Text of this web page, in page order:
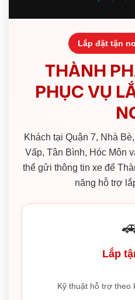
Lắp đặt tận
THÀNH
PHỤC VỤ
Khách tại Quận 7, Nhà
Vấp, Tân Bình, Hóc Môn
thể gửi thông tin xe để
năng hỗ trợ
Lắp
Kỹ thuật hỗ trợ theo